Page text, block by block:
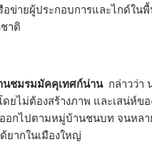
อข่ายผู้ประกอบการและไกด์ใน
าติ
นชมรมมัคคุเทศก์น่านกล่าวว่า
ดยไม่ต้องสร้างภาพ และเสน่
อกไปตามหมู่บ้านชนบท จนหล
ยากในเมืองใหญ่